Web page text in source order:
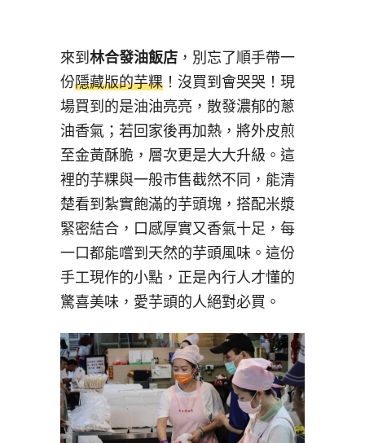
來到 林合發油飯店 ，別忘了順手帶一
份隱藏版的芋粿 ！沒買到會哭哭！現
場買到的是油油亮亮，散發濃郁的蔥
油香氣；若回家後再加熱，將外皮煎
至金黃酥脆，層次更是大大升級。這
裡的芋粿與一般市售截然不同，能清
楚看到紮實飽滿的芋頭塊，搭配米漿
緊密結合，口感厚實又香氣十足，每
一口都能嚐到天然的芋頭風味。這份
手工現作的小點，正是內行人才懂的
驚喜美味，愛芋頭的人絕對必買。